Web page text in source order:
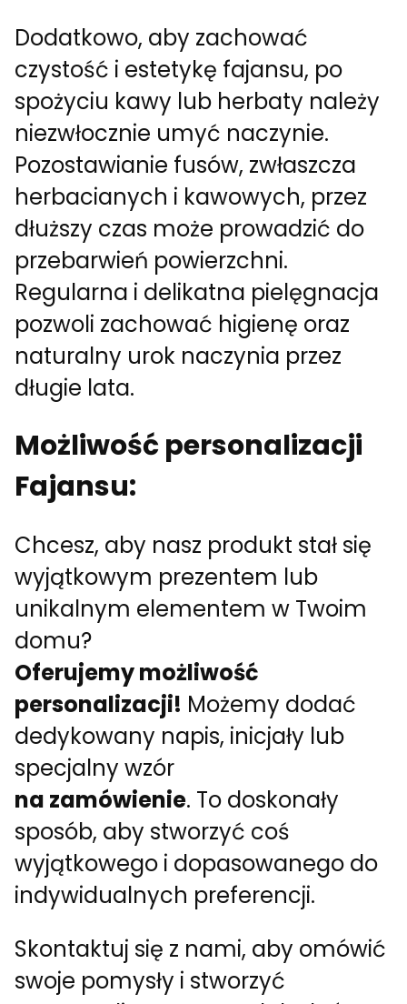
Dodatkowo, aby zachować
czystość i estetykę fajansu, po
spożyciu kawy lub herbaty należy
niezwłocznie umyć naczynie.
Pozostawianie fusów, zwłaszcza
herbacianych i kawowych, przez
dłuższy czas może prowadzić do
przebarwień powierzchni.
Regularna i delikatna pielęgnacja
pozwoli zachować higienę oraz
naturalny urok naczynia przez
długie lata.
Możliwość personalizacji
Fajansu:
Chcesz, aby nasz produkt stał się
wyjątkowym prezentem lub
unikalnym elementem w Twoim
domu?
Oferujemy możliwość
personalizacji! Możemy dodać
dedykowany napis, inicjały lub
specjalny wzór
na zamówienie. To doskonały
sposób, aby stworzyć coś
wyjątkowego i dopasowanego do
indywidualnych preferencji.
Skontaktuj się z nami, aby omówić
swoje pomysły i stworzyć